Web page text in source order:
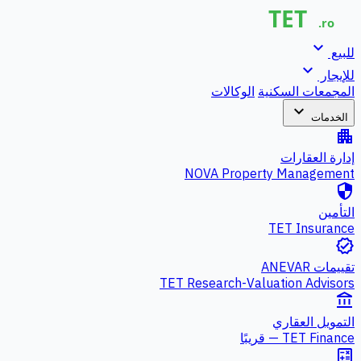
للبيع expand_more
للإيجار expand_more
المجمعات السكنية الوكالات
الخدمات expand_more
apartment
إدارة العقارات
NOVA Property Management
security
التأمين
TET Insurance
verified
تقييمات ANEVAR
TET Research-Valuation Advisors
account_balance
التمويل العقاري
TET Finance — قريبًا
calculate